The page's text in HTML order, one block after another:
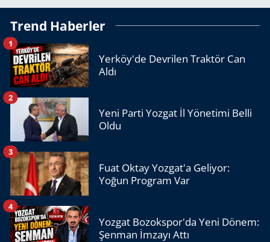
Trend Haberler
Yerköy'de Devrilen Traktör Can
Aldı
1
Yeni Parti Yozgat İl Yönetimi Belli
Oldu
2
Fuat Oktay Yozgat'a Geliyor:
Yoğun Program Var
3
Yozgat Bozokspor'da Yeni Dönem:
Şenman İmzayı Attı
4